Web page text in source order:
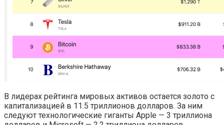
В лидерах рейтинга мировых активов остается золото с
капитализацией в 11.5 триллионов долларов. За ним
следуют технологические гиганты Apple — 3 триллиона